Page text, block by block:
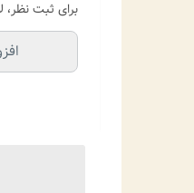
برای ثبت نظر،